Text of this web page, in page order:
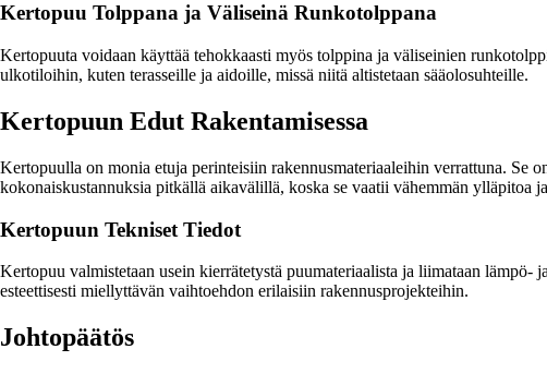
Kertopuu Tolppana ja Väliseinä Runkotolppana
Kertopuuta voidaan käyttää tehokkaasti myös tolppina ja väliseinien
ulkotiloihin, kuten terasseille ja aidoille, missä niitä altistetaan sääolosuhteille.
Kertopuun Edut Rakentamisessa
Kertopuulla on monia etuja perinteisiin rakennusmateriaaleihin verrattuna. Se
kokonaiskustannuksia pitkällä aikavälillä, koska se vaatii vähemmän ylläpitoa
Kertopuun Tekniset Tiedot
Kertopuu valmistetaan usein kierrätetystä puumateriaalista ja liimataan lämpö-
esteettisesti miellyttävän vaihtoehdon erilaisiin rakennusprojekteihin.
Johtopäätös